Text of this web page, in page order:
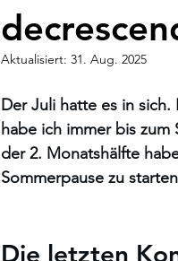
Aktualisiert: 31. Aug. 2025
Der Juli hatte es in
habe ich immer bis
der 2. Monatshälfte
Sommerpause zu
Die letzten